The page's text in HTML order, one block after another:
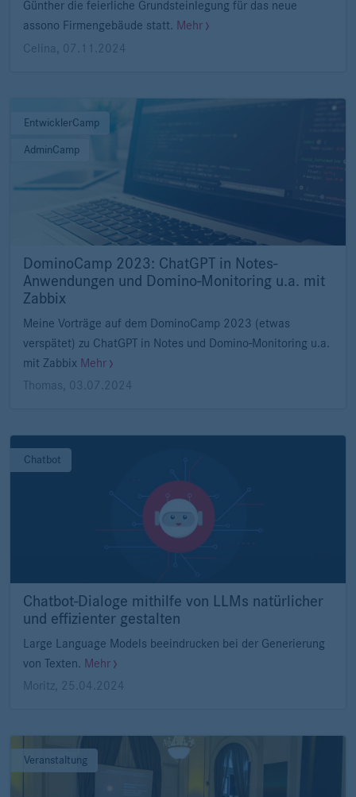
Günther die feierliche Grundsteinlegung für das neue
assono Firmengebäude statt. Mehr
Celina
07.11.2024
EntwicklerCamp
AdminCamp
DominoCamp 2023: ChatGPT in Notes-
Anwendungen und Domino-Monitoring u.a. mit
Zabbix
Meine Vorträge auf dem DominoCamp 2023 (etwas
verspätet) zu ChatGPT in Notes und Domino-Monitoring u.a.
mit Zabbix Mehr
Thomas, 03.07.2024
Chatbot
Chatbot-Dialoge mithilfe von LLMs natürlicher
und effizienter gestalten
Large Language Models beeindrucken bei der Generierung
von Texten. Mehr
Moritz, 25.04.2024
Veranstaltung